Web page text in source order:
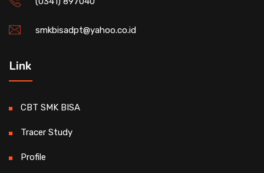
smkbisadpt@yahoo.co.id
Link
CBT SMK BISA
Tracer Study
Profile